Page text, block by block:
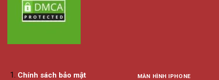
Chính sách bảo mật
MÀN HÌNH IPHONE